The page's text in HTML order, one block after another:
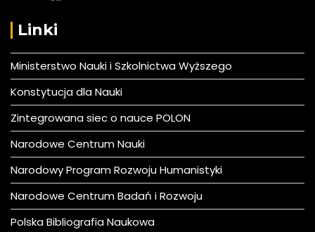
Linki
Ministerstwo Nauki i Szkolnictwa Wyższego
Konstytucja dla Nauki
Zintegrowana siec o nauce POLON
Narodowe Centrum Nauki
Narodowy Program Rozwoju Humanistyki
Narodowe Centrum Badań i Rozwoju
Polska Bibliografia Naukowa